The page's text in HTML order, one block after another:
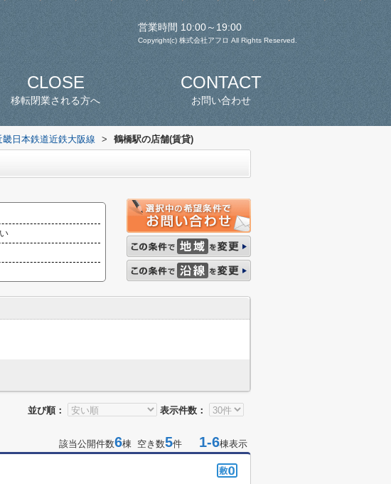
営業時間 10:00～19:00
Copyright(c) 株式会社アフロ All Rights Reserved.
CLOSE
移転閉業される方へ
CONTACT
お問い合わせ
畿日本鉄道近鉄大阪線 > 鶴橋駅の店舗(賃貸)
並び順： 表示件数：
該当公開件数6棟 空き数5件 1-6棟表示